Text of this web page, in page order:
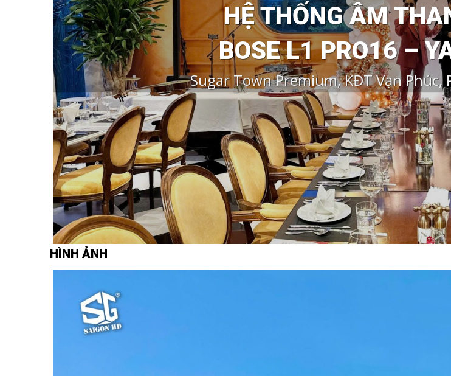
HỆ THỐNG ÂM
BOSE L1 PRO16 –
Sugar Town Premium, KĐT Vạn Phúc,
HÌNH ẢNH